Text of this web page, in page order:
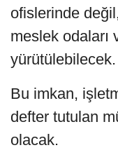
ofislerinde
meslek odaları
yürütülebilecek.
Bu imkan,
defter tutulan
olacak.